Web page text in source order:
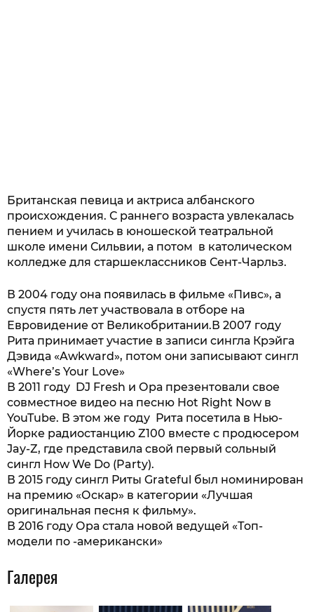
Британская певица и актриса албанского
происхождения. С раннего возраста увлекалась
пением и училась в юношеской театральной
школе имени Сильвии, а потом в католическом
колледже для старшеклассников Сент-Чарльз.
В 2004 году она появилась в фильме «Пивс», а
спустя пять лет участвовала в отборе на
Евровидение от Великобритании.В 2007 году
Рита принимает участие в записи сингла Крэйга
Дэвида «Awkward», потом они записывают сингл
«Where’s Your Love»
В 2011 году DJ Fresh и Ора презентовали свое
совместное видео на песню Hot Right Now в
YouTube. В этом же году Рита посетила в Нью-
Йорке радиостанцию Z100 вместе с продюсером
Jay-Z, где представила свой первый сольный
сингл How We Do (Party).
В 2015 году сингл Риты Grateful был номинирован
на премию «Оскар» в категории «Лучшая
оригинальная песня к фильму».
В 2016 году Ора стала новой ведущей «Топ-
модели по -американски»
Галерея